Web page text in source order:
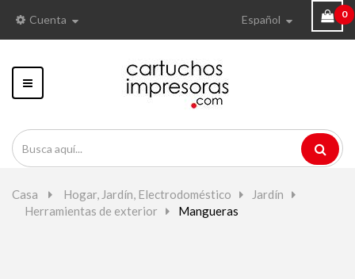
0
Español
Cuenta
Navegación
Toggle
Casa > Hogar, Jardín, Electrodoméstico >
Jardín
Herramientas de exterior > Mangueras